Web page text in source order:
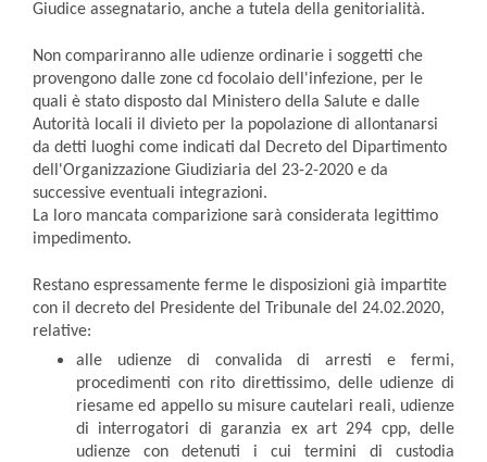
Giudice assegnatario, anche a tutela della genitorialità.
Non compariranno alle udienze ordinarie i soggetti che
provengono dalle zone cd focolaio dell'infezione, per le
quali è stato disposto dal Ministero della Salute e dalle
Autorità locali il divieto per la popolazione di allontanarsi
da detti luoghi come indicati dal Decreto del Dipartimento
dell'Organizzazione Giudiziaria del 23-2-2020 e da
successive eventuali integrazioni.
La loro mancata comparizione sarà considerata legittimo
impedimento.
Restano espressamente ferme le disposizioni già impartite
con il decreto del Presidente del Tribunale del 24.02.2020,
relative:
alle udienze di convalida di arresti e fermi,
procedimenti con rito direttissimo, delle udienze di
riesame ed appello su misure cautelari reali, udienze
di interrogatori di garanzia ex art 294 cpp, delle
udienze con detenuti i cui termini di custodia